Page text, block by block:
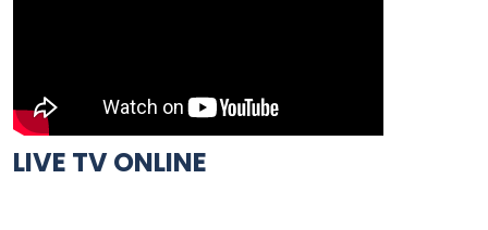
LIVE TV ONLINE